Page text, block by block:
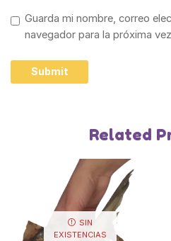
Guarda mi nombre, correo
navegador para la próxima
Related
SIN
EXISTENCIAS